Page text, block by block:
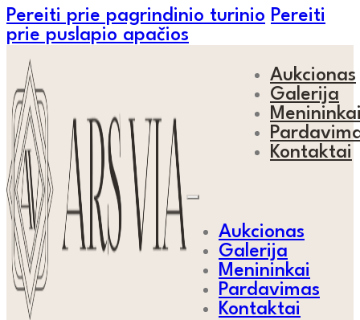
Pereiti prie pagrindinio turinio Pereiti
prie puslapio apačios
Aukcionas
Galerija
Kontaktai
Aukcionas
Galerija
Menininkai
Pardavimas
Kontaktai